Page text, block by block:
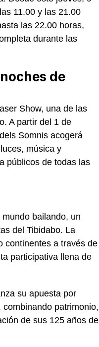
11.00 y las 21.00
las 22.00 horas,
durante las
de
Show, una de las
A partir del 1 de
Somnis acogerá
música y
públicos de todas las
bailando, un
del Tibidabo. La
continentes a través de
participativa llena de
su apuesta por
patrimonio,
de sus 125 años de